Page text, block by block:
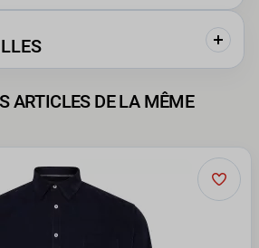
ARTICLES DE LA MÊME